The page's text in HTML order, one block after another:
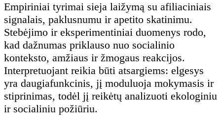
Empiriniai tyrimai sieja laižymą su afiliaciniais
signalais, paklusnumu ir apetito skatinimu.
Stebėjimo ir eksperimentiniai duomenys rodo,
kad dažnumas priklauso nuo socialinio
konteksto, amžiaus ir žmogaus reakcijos.
Interpretuojant reikia būti atsargiems: elgesys
yra daugiafunkcinis, jį moduluoja mokymasis ir
stiprinimas, todėl jį reikėtų analizuoti ekologiniu
ir socialiniu požiūriu.